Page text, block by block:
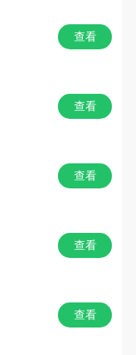
格斗
益智
战棋
恐怖
竞技对战
查看
查看
查看
查看
查看